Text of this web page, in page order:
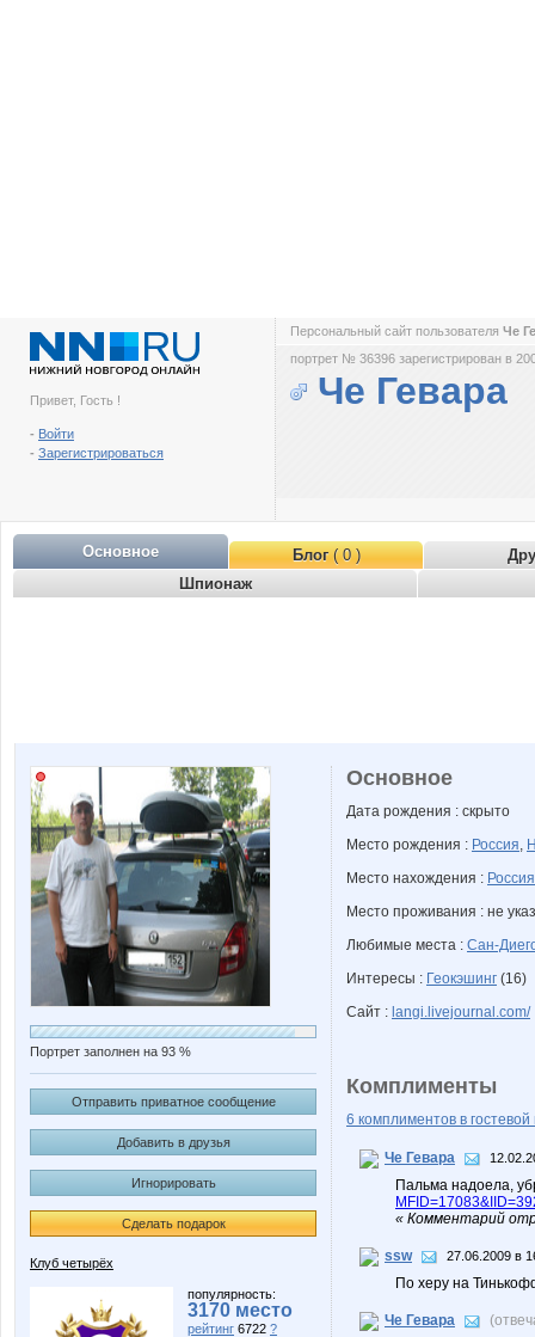
Привет, Гость !
- Войти
- Зарегистрироваться
Персональный сайт пользователя Че
портрет № 36396 зарегистрирован в
Че Гевара
Основное Блог( 0 )
Шпионаж
Портрет заполнен на 93 %
Отправить приватное сообщение
Добавить в друзья
Игнорировать
Сделать подарок
Клуб четырёх
популярность:
3170 место
рейтинг 6722 ?
Основное
Дата рождения : скрыто
Место рождения : Россия,
Место нахождения : Россия
Место проживания : не
Любимые места : Сан-
Интересы : Геокэшинг (16)
Сайт : langi.livejournal.com/
Комплименты
6 комплиментов в гостевой
Че Гевара
Пальма надоела,
« Комментарий
ssw 27.06.2009 в
По херу на
Че Гевара